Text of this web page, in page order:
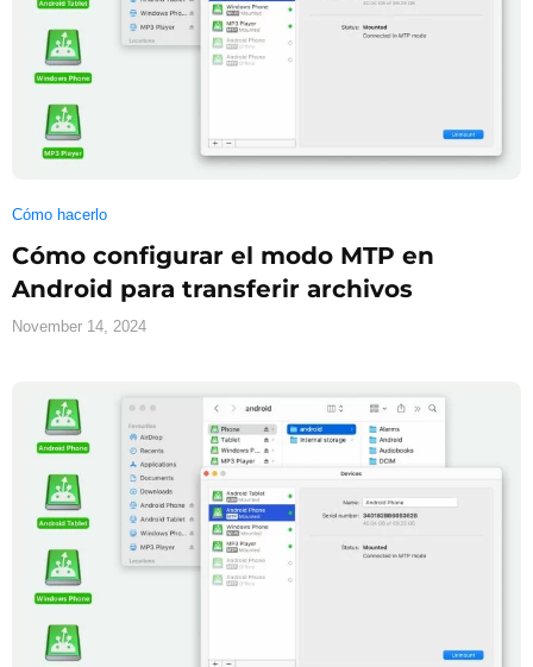
Cómo hacerlo
Cómo configurar el modo MTP en
Android para transferir archivos
November 14, 2024